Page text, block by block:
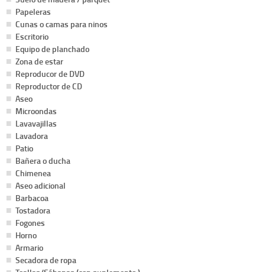
Papeleras
Cunas o camas para ninos
Escritorio
Equipo de planchado
Zona de estar
Reproducor de DVD
Reproductor de CD
Aseo
Microondas
Lavavajillas
Lavadora
Patio
Bañera o ducha
Chimenea
Aseo adicional
Barbacoa
Tostadora
Fogones
Horno
Armario
Secadora de ropa